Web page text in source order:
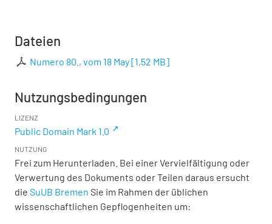
Dateien
Numero 80., vom 18 May[1,52 MB]
Nutzungsbedingungen
LIZENZ
Public Domain Mark 1.0
NUTZUNG
Frei zum Herunterladen. Bei einer Vervielfältigung oder
Verwertung des Dokuments oder Teilen daraus ersucht
die SuUB Bremen Sie im Rahmen der üblichen
wissenschaftlichen Gepflogenheiten um: